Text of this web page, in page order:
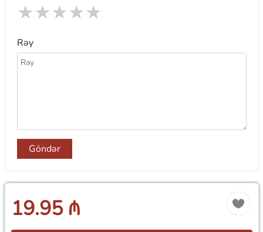
★
★
★
★
★
Rəy
Göndər
19.95 ₼